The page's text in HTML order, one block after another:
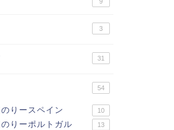
3
31
54
りースペイン 10
りーポルトガル 13